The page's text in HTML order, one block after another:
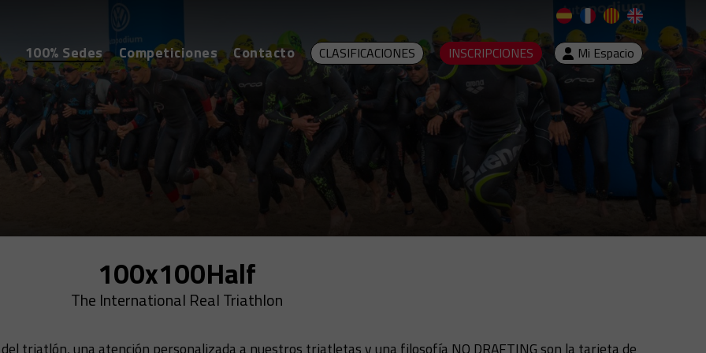
100% Sedes Competiciones Contacto CLASIFICACIONES INSCRIPCIONES Mi Espacio
100x100Half
The International Real Triathlon
triatlón, una atención personalizada a nuestros triatletas y una filosofía NO DRAFTING son la tarjeta de